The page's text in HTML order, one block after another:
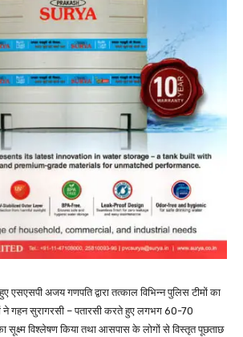
एसएसपी अजय गणपति द्वारा तत्काल विभिन्न पुलिस टीमों का
ने गहन सुरागरसी – पतारसी करते हुए लगभग 60-70
सूक्ष्म विश्लेषण किया तथा आसपास के लोगों से विस्तृत पूछताछ